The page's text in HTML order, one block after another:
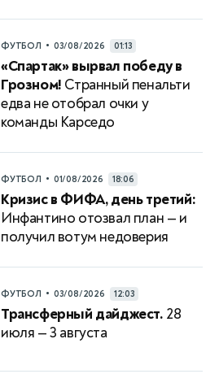
ФУТБОЛ • 03/08/2026 01:13
«Спартак» вырвал победу в
Грозном! Странный пенальти
едва не отобрал очки у
команды Карседо
ФУТБОЛ • 01/08/2026 18:06
Кризис в ФИФА, день третий:
Инфантино отозвал план — и
получил вотум недоверия
ФУТБОЛ • 03/08/2026 12:03
Трансферный дайджест. 28
июля — 3 августа